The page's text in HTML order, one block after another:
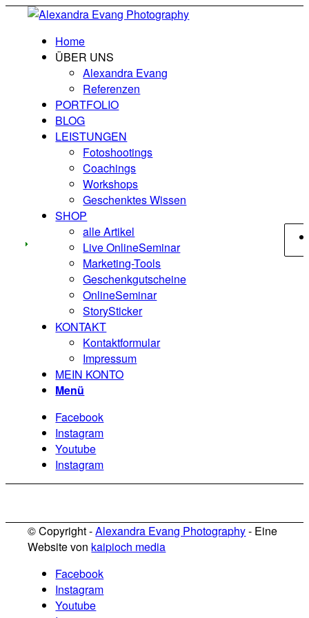
Home
ÜBER UNS
Alexandra Evang
Referenzen
PORTFOLIO
BLOG
LEISTUNGEN
Fotoshootings
Coachings
Workshops
Geschenktes Wissen
SHOP
alle Artikel
Live OnlineSeminar
Marketing-Tools
Geschenkgutscheine
OnlineSeminar
StorySticker
KONTAKT
Kontaktformular
Impressum
MEIN KONTO
Menü
Facebook
Instagram
Youtube
Instagram
© Copyright -Alexandra Evang Photography- Eine
Website von kaipioch media
Facebook
Instagram
Youtube